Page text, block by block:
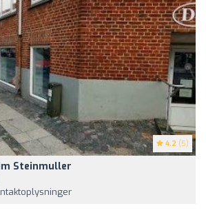
4.2 (5)
Steinmuller